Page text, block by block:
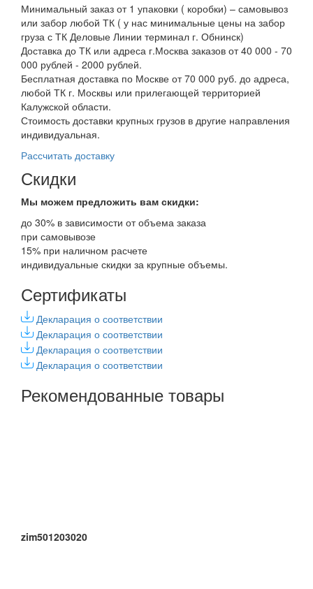
Минимальный заказ от 1 упаковки ( коробки) – самовывоз
или забор любой ТК ( у нас минимальные цены на забор
груза с ТК Деловые Линии терминал г. Обнинск)
Доставка до ТК или адреса г.Москва заказов от 40 000 - 70
000 рублей - 2000 рублей.
Бесплатная доставка по Москве от 70 000 руб. до адреса,
любой ТК г. Москвы или прилегающей территорией
Калужской области.
Стоимость доставки крупных грузов в другие направления
индивидуальная.
Рассчитать доставку
Скидки
Мы можем предложить вам скидки:
до 30% в зависимости от объема заказа
при самовывозе
15% при наличном расчете
индивидуальные скидки за крупные объемы.
Сертификаты
Декларация о соответствии
Декларация о соответствии
Декларация о соответствии
Декларация о соответствии
Рекомендованные товары
zim501203020